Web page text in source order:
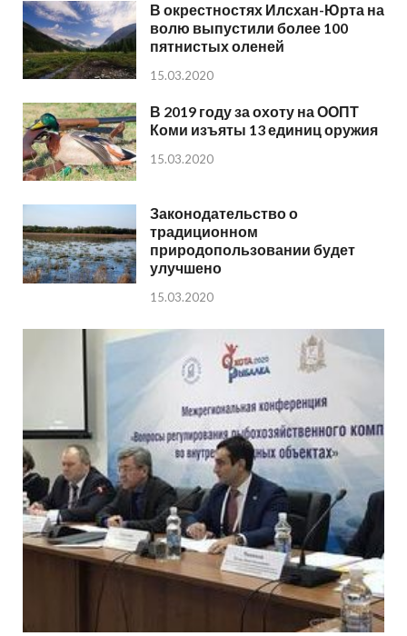
В окрестностях Илсхан-Юрта на
волю выпустили более 100
пятнистых оленей
15.03.2020
В 2019 году за охоту на ООПТ
Коми изъяты 13 единиц оружия
15.03.2020
Законодательство о
традиционном
природопользовании будет
улучшено
15.03.2020